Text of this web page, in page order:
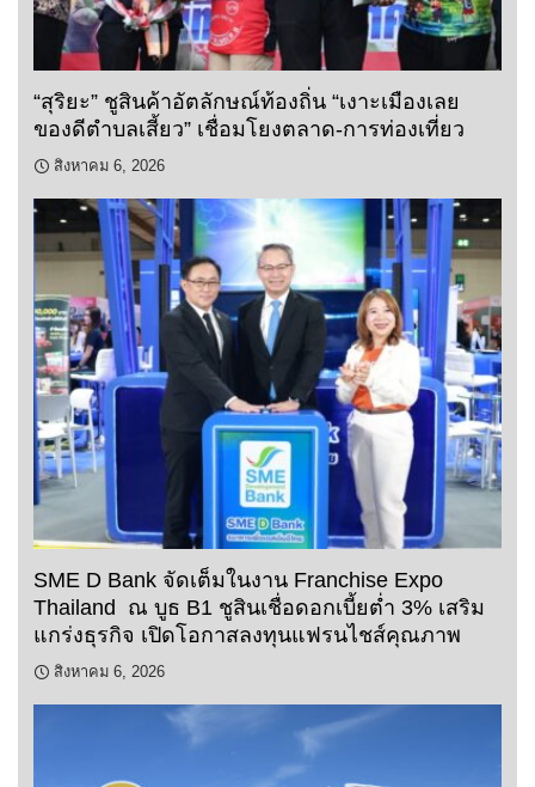
“สุริยะ” ชูสินค้าอัตลักษณ์ท้องถิ่น “เงาะเมืองเลย
ของดีตำบลเสี้ยว” เชื่อมโยงตลาด-การท่องเที่ยว
สิงหาคม 6, 2026
SME D Bank จัดเต็มในงาน Franchise Expo
Thailand ณ บูธ B1 ชูสินเชื่อดอกเบี้ยต่ำ 3% เสริม
แกร่งธุรกิจ เปิดโอกาสลงทุนแฟรนไชส์คุณภาพ
สิงหาคม 6, 2026